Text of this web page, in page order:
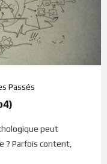
Passés
peut
? Parfois content,